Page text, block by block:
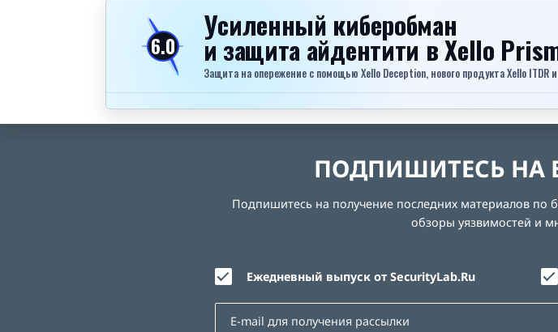
6.0
Усиленный киберобман
и защита айдентити в Xello
Защита на опережение с помощью Xello Deception, нового продукта Xello
ПОДПИШИТЕСЬ НА
Подпишитесь на получение последних материалов по
обзоры уязвимостей и
Ежедневный выпуск от SecurityLab.Ru